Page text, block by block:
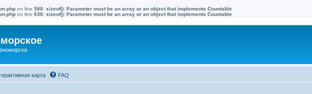
on line 580: sizeof(): Parameter must be an array or an object that implements Countable
on line 636: sizeof(): Parameter must be an array or an object that implements Countable
карта FAQ